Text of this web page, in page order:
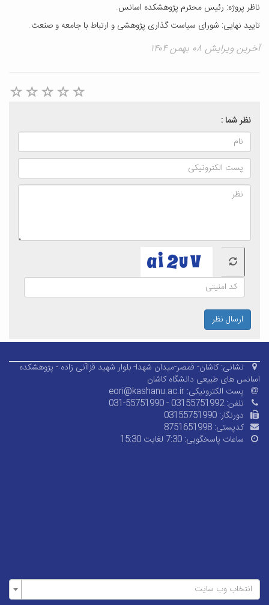
ناظر پروژه: رئیس محترم پژوهشکده اسانس.
تایید نهایی: شورای سیاست گذاری پژوهشی و ارتباط با جامعه و صنعت.
آخرین ویرایش ۰۸ بهمن ۱۴۰۴
نظر شما :
ارسال نظر
نشانی: کاشان- قمصر-میدان شهدا- بلوار شهید قزاآنی زاده - پژوهشکده
اسانس های طبیعی دانشگاه کاشان
پست الکترونیکی: eori@kashanu.ac.ir
تلفن:031-55751990 - 03155751992
دورنگار: 03155751990
کدپستی: 8751651998
ساعات پاسخگویی: 7:30 لغایت 15:30
انتخاب وب سایت